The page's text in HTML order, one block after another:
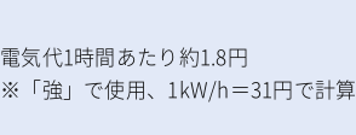
電気代1時間あたり約1.8円
※「強」で使用、1kW/h＝31円で計算